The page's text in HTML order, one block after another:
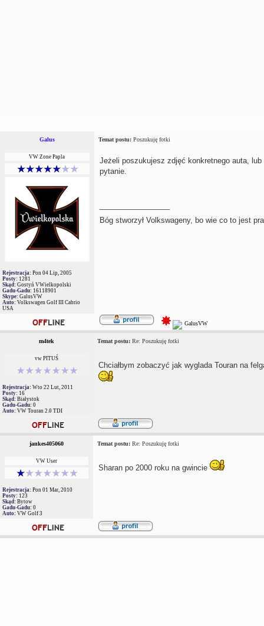
Galus Temat postu: Poszukuję fotki
VW Zone Papla
Rejestracja: Pon 04 Lip, 2005
Posty: 1281
Skąd: Gostyń VWielkopolski
Gadu-Gadu: 16118901
Skype: GalusVW
Auto: Volkswagen Golf III Cabrio
USA
Jeżeli poszukujesz zdjęć konkretnego auta,
pytanie.
Bóg stworzył Volkswageny, bo wie co to jest
m4tek Temat postu: Re: Poszukuję fotki
vw PITUŚ
Rejestracja: Wto 22 Lut, 2011
Posty: 16
Skąd: Białystok
Gadu-Gadu: 0
Auto: VW Touran 2.0 TDI
Chciałbym zobaczyć jak wyglada Touran na
jankes405060 Temat postu: Re: Poszukuję fotki
VW User
Rejestracja: Pon 01 Mar, 2010
Posty: 123
Skąd: Bytow
Gadu-Gadu: 0
Auto: VW Golf 3
Sharan po 2000 roku na gwincie